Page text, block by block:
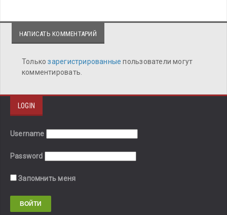
НАПИСАТЬ КОММЕНТАРИЙ
Толькозарегистрированныепользователи могут
комментировать.
LOGIN
Username
Password
Запомнить меня